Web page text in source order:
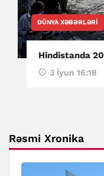
DÜNYA XƏBƏRLƏRI
Hindistanda
3 İyun 16:18
Rəsmi Xronika